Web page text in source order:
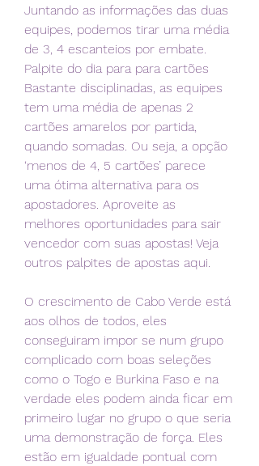
Juntando as informações das duas
equipes, podemos tirar uma média
de 3, 4 escanteios por embate.
Palpite do dia para para cartões
Bastante disciplinadas, as equipes
tem uma média de apenas 2
cartões amarelos por partida,
quando somadas. Ou seja, a opção
‘menos de 4, 5 cartões’ parece
uma ótima alternativa para os
apostadores. Aproveite as
melhores oportunidades para sair
vencedor com suas apostas! Veja
outros palpites de apostas aqui.
O crescimento de Cabo Verde está
aos olhos de todos, eles
conseguiram impor se num grupo
complicado com boas seleções
como o Togo e Burkina Faso e na
verdade eles podem ainda ficar em
primeiro lugar no grupo o que seria
uma demonstração de força. Eles
estão em igualdade pontual com